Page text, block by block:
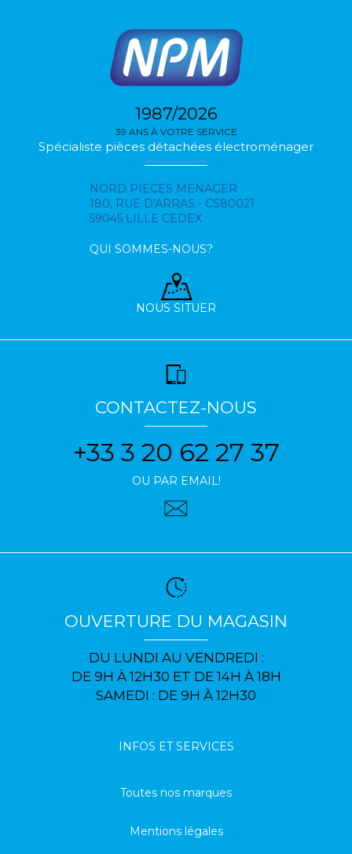
1987/2026
39 ANS À VOTRE SERVICE
Spécialiste pièces détachées électroménager
NORD PIECES MENAGER
180, RUE D'ARRAS - CS80021
59045 LILLE CEDEX
QUI SOMMES-NOUS?
NOUS SITUER
CONTACTEZ-NOUS
+33 3 20 62 27 37
OU PAR EMAIL!
OUVERTURE DU MAGASIN
DU LUNDI AU VENDREDI :
DE 9H À 12H30 ET DE 14H À 18H
SAMEDI : DE 9H À 12H30
INFOS ET SERVICES
Toutes nos marques
Mentions légales